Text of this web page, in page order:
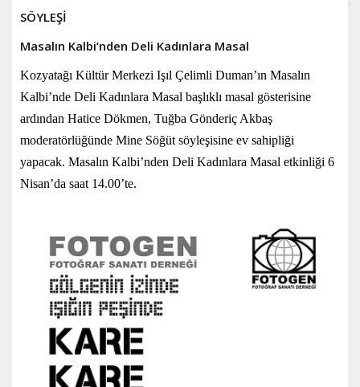
SÖYLEŞİ
Masalın Kalbi’nden Deli Kadınlara Masal
Kozyatağı Kültür Merkezi Işıl Çelimli Duman’ın Masalın
Kalbi’nde Deli Kadınlara Masal başlıklı masal gösterisine
ardından Hatice Dökmen, Tuğba Gönderiç Akbaş
moderatörlüğünde Mine Söğüt söyleşisine ev sahipliği
yapacak. Masalın Kalbi’nden Deli Kadınlara Masal etkinliği 6
Nisan’da saat 14.00’te.